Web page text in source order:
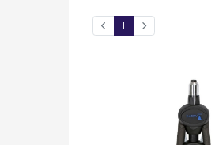
1